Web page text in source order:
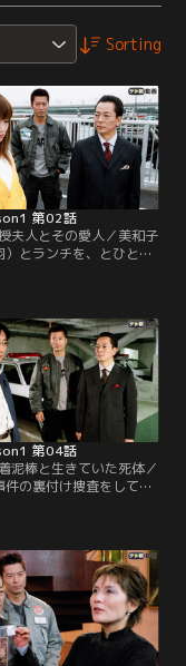
Sorting
第02話
夫人とその愛人／美和子
）とランチを、とひとり
ビルの屋上で今にも投身
とする女性を発見する。
、オイ！」。あわてて飛
の屋上で彼女を保護する
。
第04話
泥棒と生きていた死体／
件の裏付け捜査をしてい
豊）が下着ドロの二木
）に確認すると、その下
としたとき近くのコンビ
まっていた車に乗ってい
男に見られたという。